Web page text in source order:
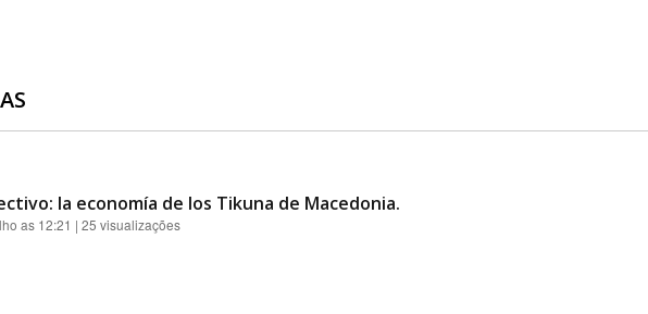
la economía de los Tikuna de Macedonia.
as 12:21 | 25 visualizações